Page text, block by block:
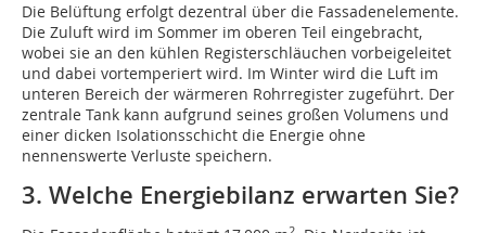
Die Belüftung erfolgt dezentral über die Fassadenelemente.
Die Zuluft wird im Sommer im oberen Teil eingebracht,
wobei sie an den kühlen Registerschläuchen vorbeigeleitet
und dabei vortemperiert wird. Im Winter wird die Luft im
unteren Bereich der wärmeren Rohrregister zugeführt. Der
zentrale Tank kann aufgrund seines großen Volumens und
einer dicken Isolationsschicht die Energie ohne
nennenswerte Verluste speichern.
3. Welche Energiebilanz erwarten Sie?